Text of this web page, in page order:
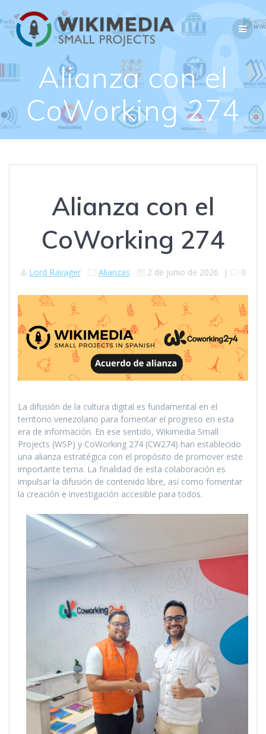
al
contenido
Alianza con el
CoWorking 274
Alianza con el
CoWorking 274
Lord Ravager Alianzas 2 de junio de 2026 | 0
La difusión de la cultura digital es fundamental en el
territorio venezolano para fomentar el progreso en esta
era de información. En ese sentido, Wikimedia Small
Projects (WSP) y CoWorking 274 (CW274) han establecido
una alianza estratégica con el propósito de promover este
importante tema. La finalidad de esta colaboración es
impulsar la difusión de contenido libre, así como fomentar
la creación e investigación accesible para todos.